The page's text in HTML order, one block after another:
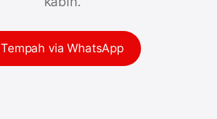
Tempah via WhatsApp